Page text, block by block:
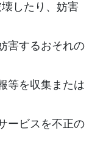
したり、妨害
害するおそれの
等を収集または
ービスを不正の